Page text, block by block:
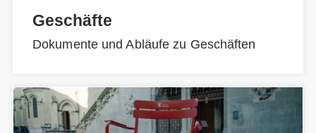
Geschäfte
Dokumente und Abläufe zu Geschäften